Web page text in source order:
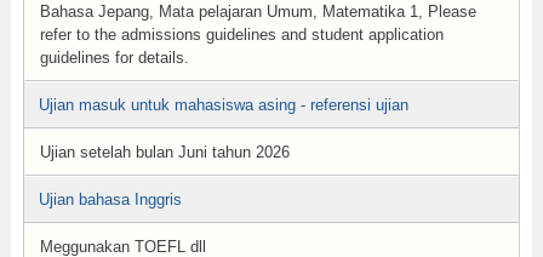
Bahasa Jepang, Mata pelajaran Umum, Matematika 1, Please
refer to the admissions guidelines and student application
guidelines for details.
Ujian masuk untuk mahasiswa asing - referensi ujian
Ujian setelah bulan Juni tahun 2026
Ujian bahasa Inggris
Meggunakan TOEFL dll